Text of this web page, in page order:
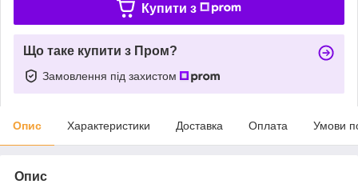
Купити з
Що таке купити з Пром?
Замовлення під захистом
Опис Характеристики Доставка Оплата Умови
Опис